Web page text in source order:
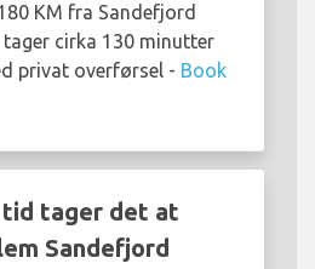
KM fra Sandefjord
cirka 130 minutter
privat overførsel - Book
tid tager det at
Sandefjord